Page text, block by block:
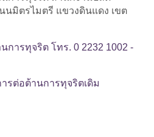
นมิตรไมตรี แขวงดินแดง เขต
ารทุจริต โทร. 0 2232 1002 -
รต่อต้านการทุจริตเดิม